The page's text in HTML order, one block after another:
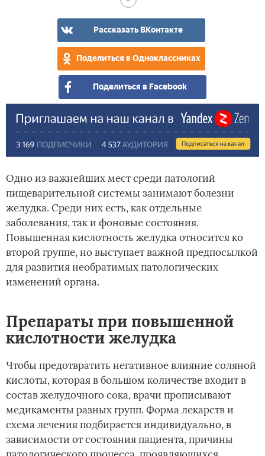
Рассказать ВКонтакте
Поделиться в Одноклассниках
Поделиться в Facebook
Одно из важнейших мест среди патологий
пищеварительной системы занимают болезни
желудка. Среди них есть, как отдельные
заболевания, так и фоновые состояния.
Повышенная кислотность желудка относится ко
второй группе, но выступает важной предпосылкой
для развития необратимых патологических
изменений органа.
Препараты при повышенной
кислотности желудка
Чтобы предотвратить негативное влияние соляной
кислоты, которая в большом количестве входит в
состав желудочного сока, врачи прописывают
медикаменты разных групп. Форма лекарств и
схема лечения подбирается индивидуально, в
зависимости от состояния пациента, причины